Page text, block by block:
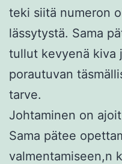
teki siitä numeron
lässytystä. Sama
tullut kevyenä kiva
porautuvan
tarve.
Johtaminen on
Sama pätee
valmentamiseen,n